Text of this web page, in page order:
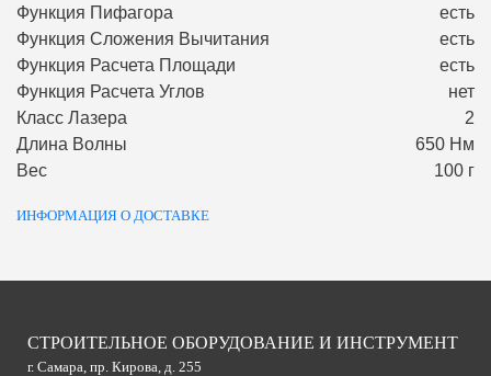
Функция Пифагора
есть
Функция Сложения Вычитания
есть
Функция Расчета Площади
есть
Функция Расчета Углов
нет
Класс Лазера
2
Длина Волны
650 Нм
Вес
100 г
ИНФОРМАЦИЯ О ДОСТАВКЕ
СТРОИТЕЛЬНОЕ ОБОРУДОВАНИЕ И ИНСТРУМЕНТ
г. Самара, пр. Кирова, д. 255